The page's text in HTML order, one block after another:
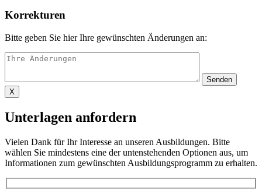
Korrekturen
Bitte geben Sie hier Ihre gewünschten Änderungen an:
X
Unterlagen anfordern
Vielen Dank für Ihr Interesse an unseren Ausbildungen. Bitte
wählen Sie mindestens eine der untenstehenden Optionen aus, um
Informationen zum gewünschten Ausbildungsprogramm zu erhalten.​